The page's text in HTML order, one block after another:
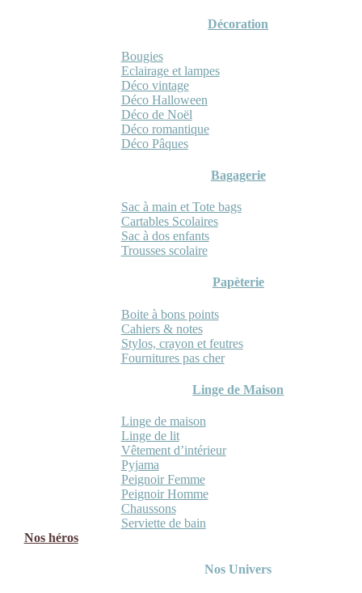
Décoration
Bougies
Eclairage et lampes
Déco vintage
Déco Halloween
Déco de Noël
Déco romantique
Déco Pâques
Bagagerie
Sac à main et Tote bags
Cartables Scolaires
Sac à dos enfants
Trousses scolaire
Papèterie
Boite à bons points
Cahiers & notes
Stylos, crayon et feutres
Fournitures pas cher
Linge de Maison
Linge de maison
Linge de lit
Vêtement d’intérieur
Pyjama
Peignoir Femme
Peignoir Homme
Chaussons
Serviette de bain
Nos héros
Nos Univers